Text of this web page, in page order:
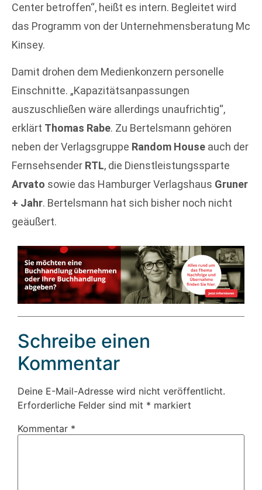
Center betroffen“, heißt es intern. Begleitet wird
das Programm von der Unternehmensberatung Mc
Kinsey.
Damit drohen dem Medienkonzern personelle
Einschnitte. „Kapazitätsanpassungen
auszuschließen wäre allerdings unaufrichtig“,
erklärt Thomas Rabe. Zu Bertelsmann gehören
neben der Verlagsgruppe Random House auch der
Fernsehsender RTL, die Dienstleistungssparte
Arvato sowie das Hamburger Verlagshaus Gruner
+ Jahr. Bertelsmann hat sich bisher noch nicht
geäußert.
Schreibe einen
Kommentar
Deine E-Mail-Adresse wird nicht veröffentlicht.
Erforderliche Felder sind mit * markiert
Kommentar *